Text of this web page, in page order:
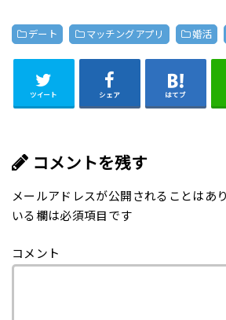
デート マッチングアプリ 婚活
ツイート シェア はてブ
コメントを残す
メールアドレスが公開されることはあ
いる欄は必須項目です
コメント